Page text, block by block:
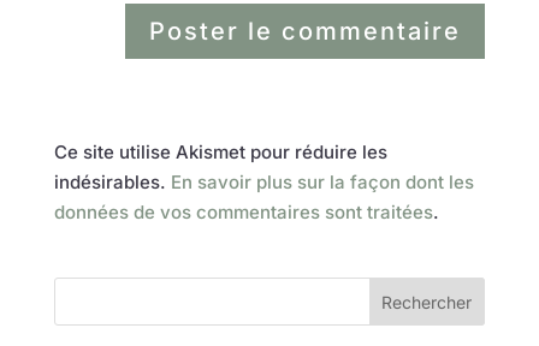
Ce site utilise Akismet pour réduire les
indésirables. En savoir plus sur la façon dont les
données de vos commentaires sont traitées.
Rechercher